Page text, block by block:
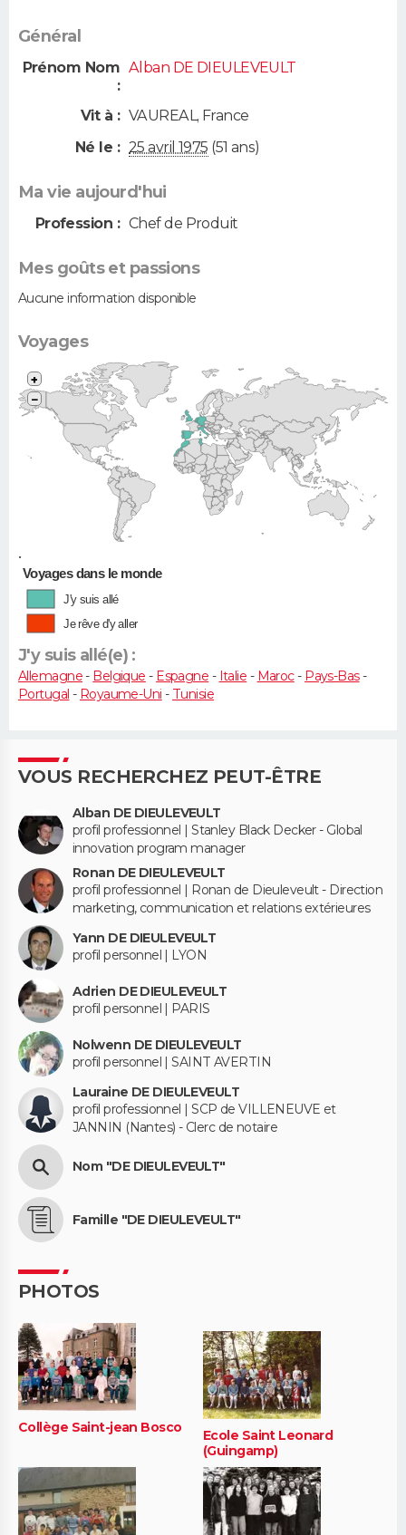
Général
Prénom Nom
:
Alban DE DIEULEVEULT
Vit à : VAUREAL, France
Né le : 25 avril 1975 (51 ans)
Ma vie aujourd'hui
Profession : Chef de Produit
Mes goûts et passions
Aucune information disponible
Voyages
•
+
−
Voyages dans le monde
J'y suis allé
Je rêve d'y aller
J'y suis allé(e) :
Allemagne- Belgique - Espagne - Italie - Maroc- Pays-Bas-
Portugal - Royaume-Uni - Tunisie
VOUS RECHERCHEZ PEUT-ÊTRE
Alban DE DIEULEVEULT
profil professionnel | Stanley Black Decker - Global
innovation program manager
Ronan DE DIEULEVEULT
profil professionnel | Ronan de Dieuleveult - Direction
marketing, communication et relations extérieures
Yann DE DIEULEVEULT
profil personnel | LYON
Adrien DE DIEULEVEULT
profil personnel | PARIS
Nolwenn DE DIEULEVEULT
profil personnel | SAINT AVERTIN
Lauraine DE DIEULEVEULT
profil professionnel | SCP de VILLENEUVE et
JANNIN (Nantes) - Clerc de notaire
Nom "DE DIEULEVEULT"
Famille "DE DIEULEVEULT"
PHOTOS
Collège Saint-jean Bosco
Ecole Saint Leonard
(Guingamp)